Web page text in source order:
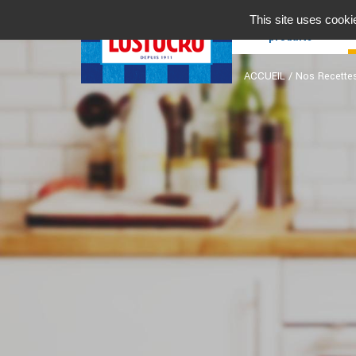
Nos
produits
ACCUEIL/ Nos
This site uses